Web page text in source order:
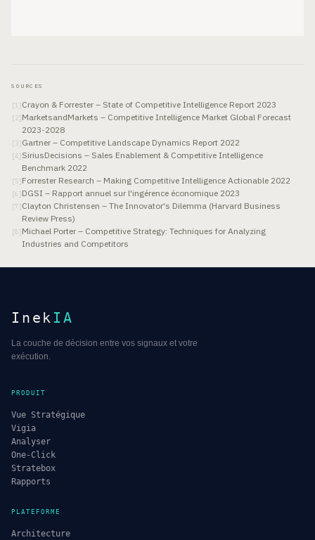
SOURCES
[1 ]Crayon & Forrester – State of Competitive Intelligence Report 2023
[2]MarketsandMarkets – Competitive Intelligence Market Global Forecast
2023-2028
[ 3]Gartner – Competitive Landscape Dynamics Report 2022
[4 ]SiriusDecisions – Sales Enablement & Competitive Intelligence
Benchmark 2022
[5]Forrester Research – Making Competitive Intelligence Actionable 2022
[6 ]DGSI – Rapport annuel sur l'ingérence économique 2023
[7 ]Clayton Christensen – The Innovator's Dilemma (Harvard Business
Review Press)
[8]Michael Porter – Competitive Strategy: Techniques for Analyzing
Industries and Competitors
Inek IA
La couche de décision entre vos signaux et votre
exécution.
PRODUIT
Vue Stratégique
Vigia
Analyser
One-Click
Stratebox
Rapports
PLATEFORME
Architecture